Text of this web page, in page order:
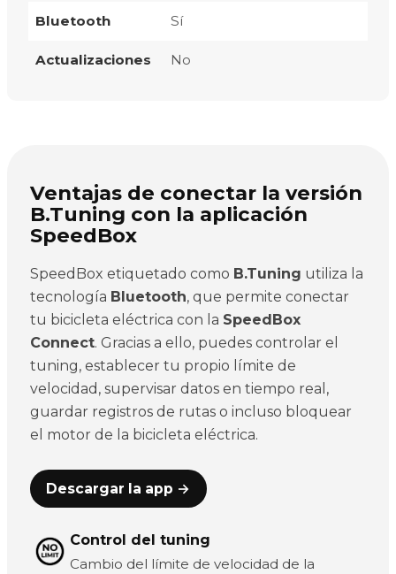
Bluetooth Sí
Actualizaciones No
Ventajas de conectar la versión
B.Tuning con la aplicación
SpeedBox
SpeedBox etiquetado como B.Tuning utiliza la
tecnología Bluetooth, que permite conectar
tu bicicleta eléctrica con la SpeedBox
Connect. Gracias a ello, puedes controlar el
tuning, establecer tu propio límite de
velocidad, supervisar datos en tiempo real,
guardar registros de rutas o incluso bloquear
el motor de la bicicleta eléctrica.
Descargar la app →
Control del tuning
Cambio del límite de velocidad de la